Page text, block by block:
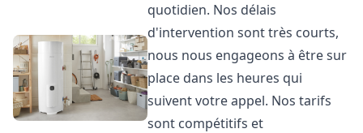
quotidien. Nos délais
d'intervention sont très courts,
nous nous engageons à être sur
place dans les heures qui
suivent votre appel. Nos tarifs
sont compétitifs et